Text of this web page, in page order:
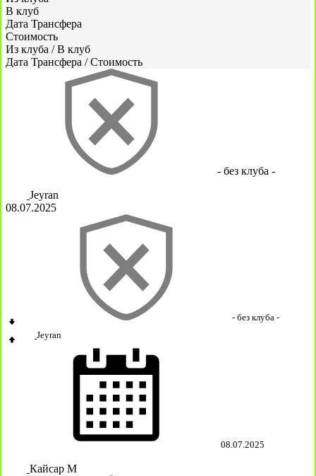
В клуб
Дата Трансфера
Стоимость
Из клуба / В клуб
Дата Трансфера / Стоимость
- без клуба -
Jeyran
08.07.2025
- без клуба -
Jeyran
08.07.2025
Кайсар М